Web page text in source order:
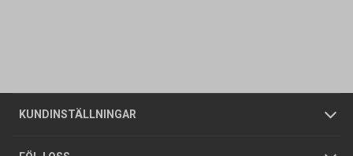
KUNDINSTÄLLNINGAR
Företagskund / Privatkund
Allmänna försäljningsvillkor
Butiker
Foldrar och kataloger
Om oss
Tjänster